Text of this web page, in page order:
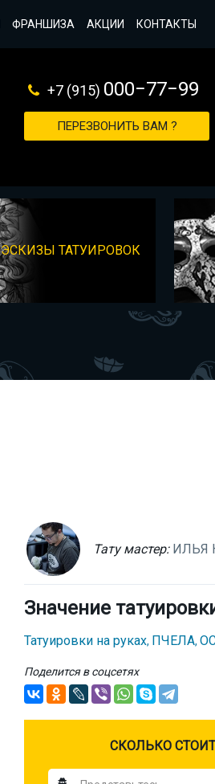
ФРАНШИЗА АКЦИИ КОНТАКТЫ
+7 (915) 000−77−99
ПЕРЕЗВОНИТЬ ВАМ ?
ЭСКИЗЫ ТАТУИРОВОК
Тату мастер: ИЛЬЯ
Значение
Татуировки на руках, ПЧЕЛА,
Поделится в соцсетях
CКОЛЬКО